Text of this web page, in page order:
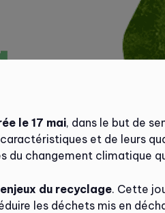
le 17 mai, dans le but de
et de leurs
du changement climatique
du recyclage. Cette
les déchets mis en